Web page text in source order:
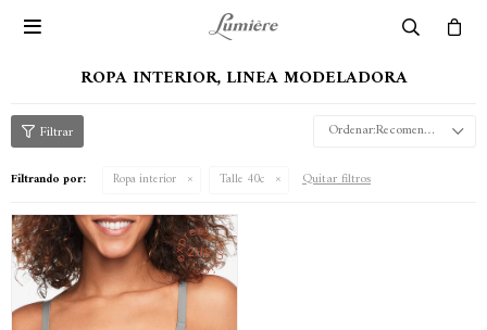

ROPA INTERIOR, LINEA MODELADORA
Recomendados
Filtrando por: Ropa interior Talle 40c Quitar filtros